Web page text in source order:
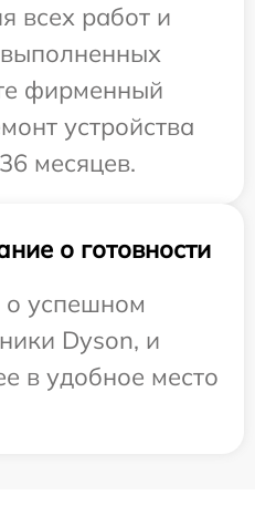
всех работ и
фирменный
устройства
месяцев.
о готовности
успешном
Dyson, и
в удобное место